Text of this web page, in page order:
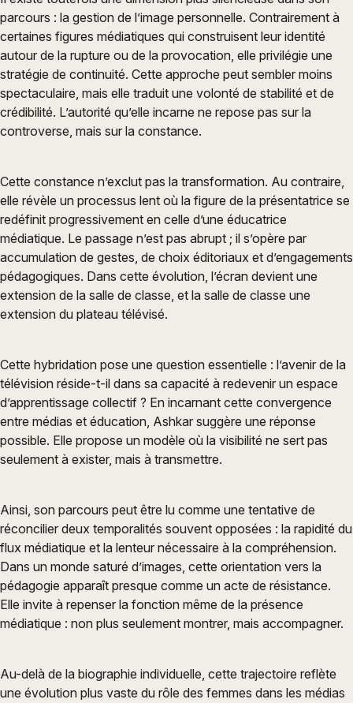
parcours : la gestion de l’image personnelle. Contrairement à
certaines figures médiatiques qui construisent leur identité
autour de la rupture ou de la provocation, elle privilégie une
stratégie de continuité. Cette approche peut sembler moins
spectaculaire, mais elle traduit une volonté de stabilité et de
crédibilité. L’autorité qu’elle incarne ne repose pas sur la
controverse, mais sur la constance.
Cette constance n’exclut pas la transformation. Au contraire,
elle révèle un processus lent où la figure de la présentatrice se
redéfinit progressivement en celle d’une éducatrice
médiatique. Le passage n’est pas abrupt ; il s’opère par
accumulation de gestes, de choix éditoriaux et d’engagements
pédagogiques. Dans cette évolution, l’écran devient une
extension de la salle de classe, et la salle de classe une
extension du plateau télévisé.
Cette hybridation pose une question essentielle : l’avenir de la
télévision réside-t-il dans sa capacité à redevenir un espace
d’apprentissage collectif ? En incarnant cette convergence
entre médias et éducation, Ashkar suggère une réponse
possible. Elle propose un modèle où la visibilité ne sert pas
seulement à exister, mais à transmettre.
Ainsi, son parcours peut être lu comme une tentative de
réconcilier deux temporalités souvent opposées : la rapidité du
flux médiatique et la lenteur nécessaire à la compréhension.
Dans un monde saturé d’images, cette orientation vers la
pédagogie apparaît presque comme un acte de résistance.
Elle invite à repenser la fonction même de la présence
médiatique : non plus seulement montrer, mais accompagner.
Au-delà de la biographie individuelle, cette trajectoire reflète
une évolution plus vaste du rôle des femmes dans les médias